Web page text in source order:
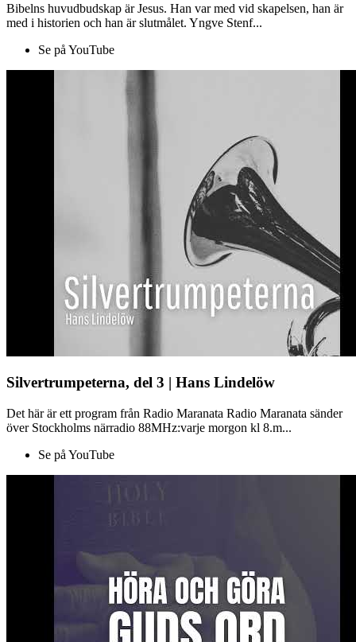
Bibelns huvudbudskap är Jesus. Han var med vid skapelsen, han är
med i historien och han är slutmålet. Yngve Stenf...
Se på YouTube
Silvertrumpeterna, del 3 | Hans Lindelöw
Det här är ett program från Radio Maranata Radio Maranata sänder
över Stockholms närradio 88MHz:varje morgon kl 8.m...
Se på YouTube